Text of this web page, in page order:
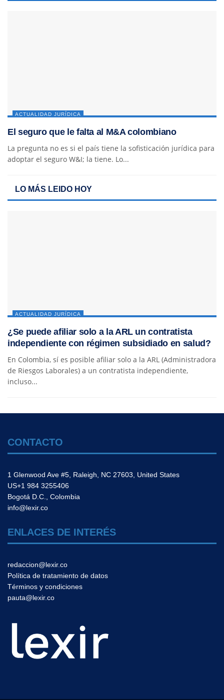
ACTUALIDAD JURÍDICA
El seguro que le falta al M&A colombiano
La pregunta no es si el país tiene la sofisticación jurídica para
adoptar el seguro W&I; la tiene. Lo...
LO MÁS LEIDO HOY
ACTUALIDAD JURÍDICA
¿Se puede afiliar solo a la ARL un contratista
independiente con régimen subsidiado en salud?
En Colombia, sí es posible afiliar solo a la ARL (Administradora
de Riesgos Laborales) a un contratista independiente,
incluso...
CONTACTO
1 Glenwood Ave #5, Raleigh, NC 27603, United States
US+1 984 3255406
Bogotá D.C., Colombia
info@lexir.co
ENLACES DE INTERÉS
redaccion@lexir.co
Política de tratamiento de datos
Términos y condiciones
pauta@lexir.co